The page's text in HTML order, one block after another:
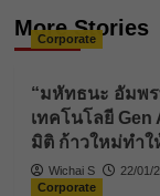
More Stories
Corporate
“มหัทธนะ อัมพ
เทคโนโลยี Gen
มิติ ก้าวใหม่ทำ
Wichai S
22/01/
Corporate